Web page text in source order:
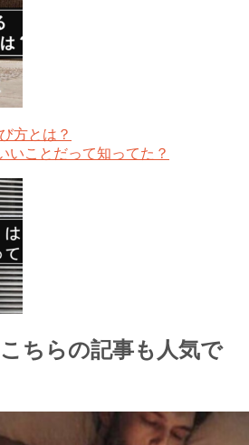
方とは？
いことだって知ってた？
こちらの記事も人気で